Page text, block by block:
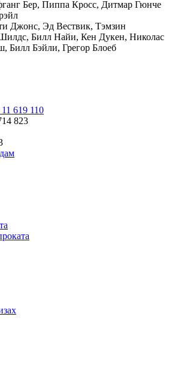
Бер, Пиппа Кросс, Дитмар Гюнче
Джонс, Эд Вествик, Тэмзин
, Билл Найи, Кен Дукен, Николас
, Билл Бэйли, Грегор Блоеб
11 619 110
823